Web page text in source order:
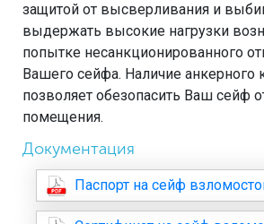
защитой от высверливания и
выдержать высокие нагрузки
попытке несанкционированного
Вашего сейфа. Наличие анкерного
позволяет обезопасить Ваш сейф
помещения.
Документация
Паспорт на сейф